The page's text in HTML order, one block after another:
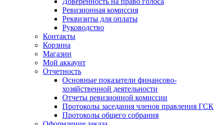
Ревизионная комиссия
Реквизиты для оплаты
Руководство
Контакты
Корзина
Магазин
Мой аккаунт
Отчетность
Основные показатели финансово-
хозяйственной деятельности
Отчеты ревизионной комиссии
Протоколы заседания членов правления ГСК
Протоколы общего собрания